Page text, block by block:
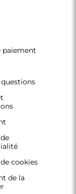
paiement
cookies
de la